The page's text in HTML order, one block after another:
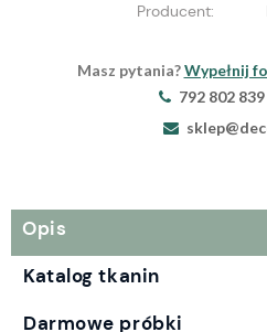
Producent:
Masz pytania?Wypełnij
792 802 839
Opis
Katalog tkanin
Darmowe próbki